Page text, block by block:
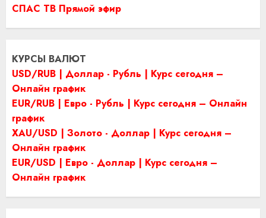
СПАС ТВ Прямой эфир
КУРСЫ ВАЛЮТ
USD/RUB | Доллар - Рубль | Курс сегодня –
Онлайн график
EUR/RUB | Евро - Рубль | Курс сегодня – Онлайн
график
XAU/USD | Золото - Доллар | Курс сегодня –
Онлайн график
EUR/USD | Евро - Доллар | Курс сегодня –
Онлайн график